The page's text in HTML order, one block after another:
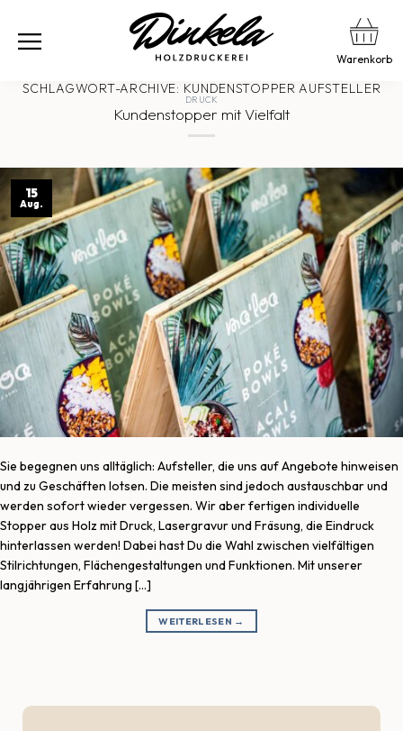
Warenkorb
SCHLAGWORT-ARCHIVE: KUNDENSTOPPER AUFSTELLER
DRUCK
Kundenstopper mit Vielfalt
15
Aug.
Sie begegnen uns alltäglich: Aufsteller, die uns auf Angebote hinweisen
und zu Geschäften lotsen. Die meisten sind jedoch austauschbar und
werden sofort wieder vergessen. Wir aber fertigen individuelle
Stopper aus Holz mit Druck, Lasergravur und Fräsung, die Eindruck
hinterlassen werden! Dabei hast Du die Wahl zwischen vielfältigen
Stilrichtungen, Flächengestaltungen und Funktionen. Mit unserer
langjährigen Erfahrung […]
WEITERLESEN →